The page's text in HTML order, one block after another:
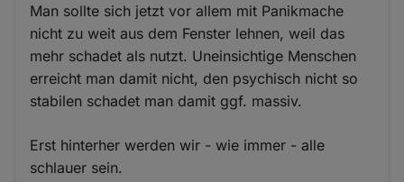
Man sollte sich jetzt vor allem mit Panikmache
nicht zu weit aus dem Fenster lehnen, weil das
mehr schadet als nutzt. Uneinsichtige Menschen
erreicht man damit nicht, den psychisch nicht so
stabilen schadet man damit ggf. massiv.
Erst hinterher werden wir - wie immer - alle
schlauer sein.